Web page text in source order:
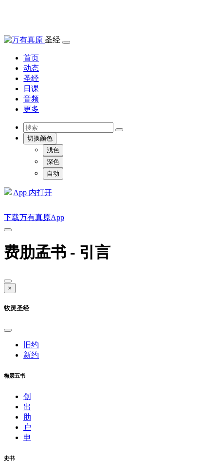
圣经
首页
动态
圣经
日课
音频
更多
切换颜色
浅色
深色
自动
App 内打开
下载万有真原App
费肋孟书 - 引言
×
牧灵圣经
旧约
新约
梅瑟五书
创
出
肋
户
申
史书